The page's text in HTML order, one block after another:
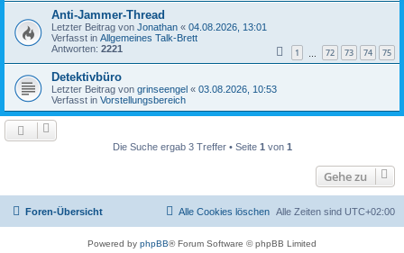
Anti-Jammer-Thread
Letzter Beitrag von Jonathan « 04.08.2026, 13:01
Verfasst in Allgemeines Talk-Brett
Antworten: 2221 1 72 73 74 75
Detektivbüro
Letzter Beitrag von grinseengel « 03.08.2026, 10:53
Verfasst in Vorstellungsbereich
Die Suche ergab 3 Treffer • Seite 1 von 1
Gehe zu
Foren-Übersicht Alle Zeiten sind UTC+02:00
Alle Cookies löschen
Powered by phpBB® Forum Software © phpBB Limited